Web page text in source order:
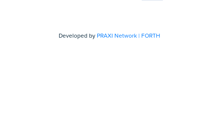
Developed by PRAXI Network | FORTH